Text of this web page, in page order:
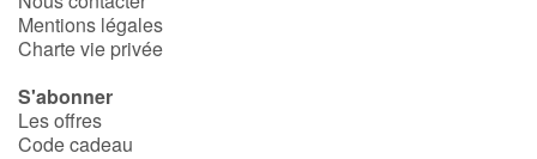
Écologie, nature, saisons
Les animaux
Voyage, épopée, enquête, aventure
Mentions légales
Charte vie privée
S'abonner
Les offres
Code cadeau